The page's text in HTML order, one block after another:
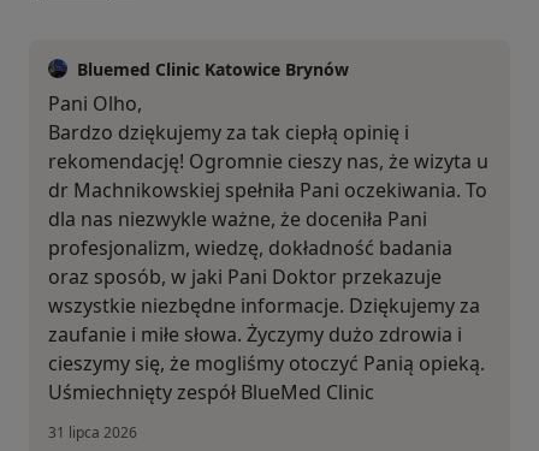
Bluemed Clinic Katowice Brynów
Pani Olho,
Bardzo dziękujemy za tak ciepłą opinię i
rekomendację! Ogromnie cieszy nas, że wizyta u
dr Machnikowskiej spełniła Pani oczekiwania. To
dla nas niezwykle ważne, że doceniła Pani
profesjonalizm, wiedzę, dokładność badania
oraz sposób, w jaki Pani Doktor przekazuje
wszystkie niezbędne informacje. Dziękujemy za
zaufanie i miłe słowa. Życzymy dużo zdrowia i
cieszymy się, że mogliśmy otoczyć Panią opieką.
Uśmiechnięty zespół BlueMed Clinic
31 lipca 2026